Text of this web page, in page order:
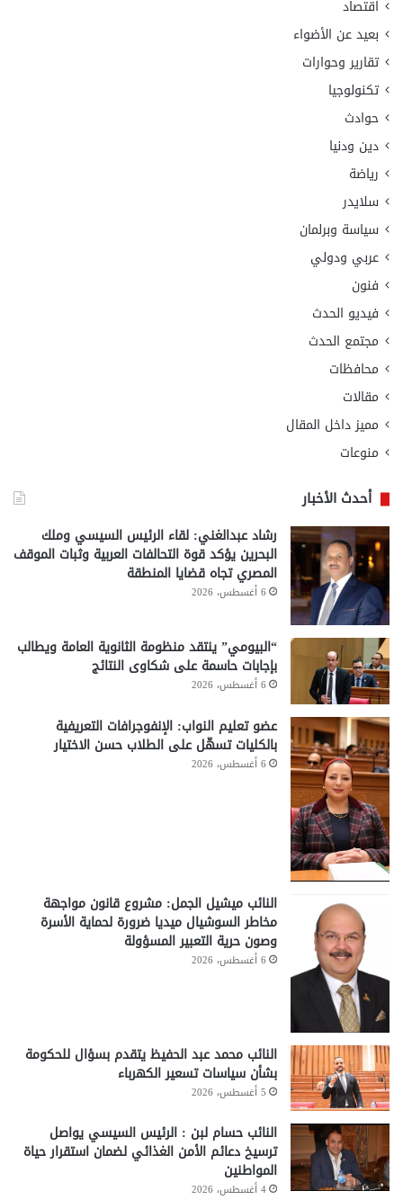
اقتصاد
بعيد عن الأضواء
تقارير وحوارات
تكنولوجيا
حوادث
دين ودنيا
رياضة
سلايدر
سياسة وبرلمان
عربي ودولي
فنون
فيديو الحدث
مجتمع الحدث
محافظات
مقالات
مميز داخل المقال
منوعات
أحدث الأخبار
رشاد عبدالغني: لقاء الرئيس السيسي وملك
البحرين يؤكد قوة التحالفات العربية وثبات الموقف
المصري تجاه قضايا المنطقة
6 أغسطس، 2026
“البيومي” ينتقد منظومة الثانوية العامة ويطالب
بإجابات حاسمة على شكاوى النتائج
6 أغسطس، 2026
عضو تعليم النواب: الإنفوجرافات التعريفية
بالكليات تسهّل على الطلاب حسن الاختيار
6 أغسطس، 2026
النائب ميشيل الجمل: مشروع قانون مواجهة
مخاطر السوشيال ميديا ضرورة لحماية الأسرة
وصون حرية التعبير المسؤولة
6 أغسطس، 2026
النائب محمد عبد الحفيظ يتقدم بسؤال للحكومة
بشأن سياسات تسعير الكهرباء
5 أغسطس، 2026
النائب حسام لبن : الرئيس السيسي يواصل
ترسيخ دعائم الأمن الغذائي لضمان استقرار حياة
المواطنين
4 أغسطس، 2026